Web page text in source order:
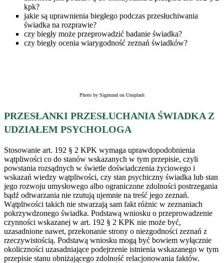
kpk?
jakie są uprawnienia biegłego podczas przesłuchiwania
świadka na rozprawie?
czy biegły może przeprowadzić badanie świadka?
czy biegły ocenia wiarygodność zeznań świadków?
Photo by Sigmund on Unsplash
PRZESŁANKI PRZESŁUCHANIA ŚWIADKA Z
UDZIAŁEM PSYCHOLOGA
Stosowanie art. 192 § 2 KPK wymaga uprawdopodobnienia
wątpliwości co do stanów wskazanych w tym przepisie, czyli
powstania rozsądnych w świetle doświadczenia życiowego i
wskazań wiedzy wątpliwości, czy stan psychiczny świadka lub stan
jego rozwoju umysłowego albo ograniczone zdolności postrzegania
bądź odtwarzania nie rzutują ujemnie na treść jego zeznań.
Wątpliwości takich nie stwarzają sam fakt różnic w zeznaniach
pokrzywdzonego świadka. Podstawą wniosku o przeprowadzenie
czynności wskazanej w art. 192 § 2 KPK nie może być,
uzasadnione nawet, przekonanie strony o niezgodności zeznań z
rzeczywistością. Podstawą wniosku mogą być bowiem wyłącznie
okoliczności uzasadniające podejrzenie istnienia wskazanego w tym
przepisie stanu obniżającego zdolność relacjonowania faktów.